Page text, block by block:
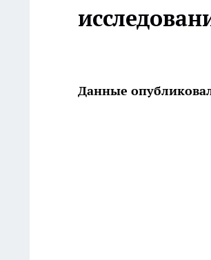
Данные